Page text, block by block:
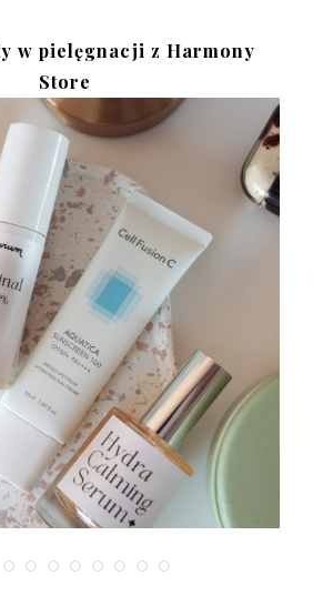
w pielęgnacji z Harmony
Store
listopad 29, 2025